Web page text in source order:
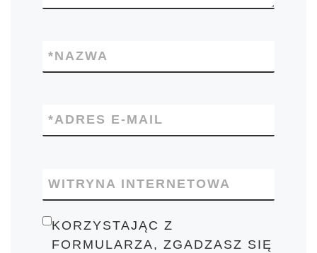
NAZWA
*
ADRES E-MAIL
*
WITRYNA INTERNETOWA
KORZYSTAJĄC Z
FORMULARZA, ZGADZASZ SIĘ